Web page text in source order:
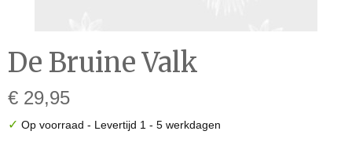
De Bruine Valk
€ 29,95
✓ Op voorraad - Levertijd 1 - 5 werkdagen